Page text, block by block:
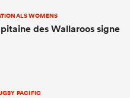
WOMENS
des Wallaroos signe
PACIFIC